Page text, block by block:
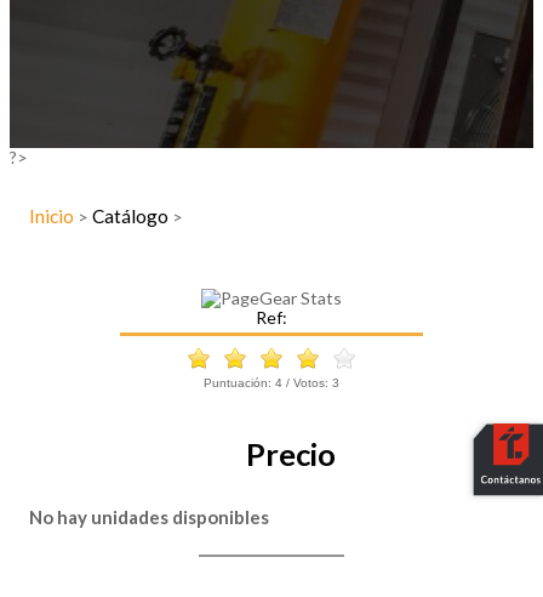
?>
Inicio > Catálogo >
Ref:
Puntuación: 4 / Votos: 3
Precio
No hay unidades disponibles